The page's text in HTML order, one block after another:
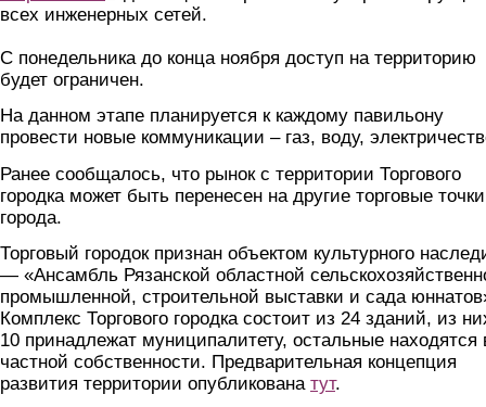
всех инженерных сетей.
С понедельника до конца ноября доступ на территорию
будет ограничен.
На данном этапе планируется к каждому павильону
провести новые коммуникации – газ, воду,
Ранее сообщалось, что рынок с территории Торгового
городка может быть перенесен на другие торговые точки
города.
Торговый городок признан объектом культурного
— «Ансамбль Рязанской областной
промышленной, строительной выставки и сада
Комплекс Торгового городка состоит из 24 зданий, из
10 принадлежат муниципалитету, остальные находятся
частной собственности. Предварительная концепция
развития территории опубликована тут.